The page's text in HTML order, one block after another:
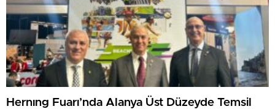
Hernıng Fuarı’nda Alanya Üst Düzeyde Temsil